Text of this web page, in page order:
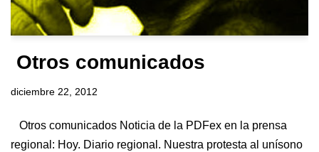
Otros comunicados
diciembre 22, 2012
Otros comunicados Noticia de la PDFex en la prensa
regional: Hoy. Diario regional. Nuestra protesta al unísono